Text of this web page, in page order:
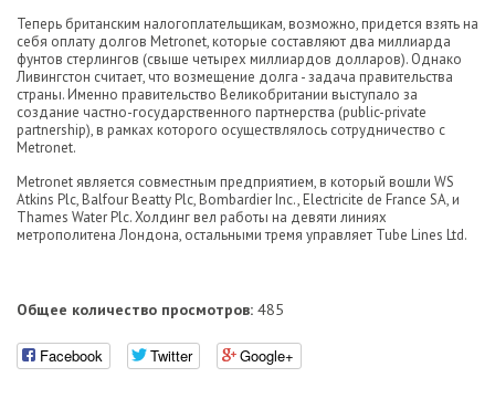
Теперь британским налогоплательщикам, возможно, придется взять на
себя оплату долгов Metronet, которые составляют два миллиарда
фунтов стерлингов (свыше четырех миллиардов долларов). Однако
Ливингстон считает, что возмещение долга - задача правительства
страны. Именно правительство Великобритании выступало за
создание частно-государственного партнерства (public-private
partnership), в рамках которого осуществлялось сотрудничество с
Metronet.
Metronet является совместным предприятием, в который вошли WS
Atkins Plc, Balfour Beatty Plc, Bombardier Inc., Electricite de France SA, и
Thames Water Plc. Холдинг вел работы на девяти линиях
метрополитена Лондона, остальными тремя управляет Tube Lines Ltd.
Общее количество просмотров: 485
Facebook Twitter Google+